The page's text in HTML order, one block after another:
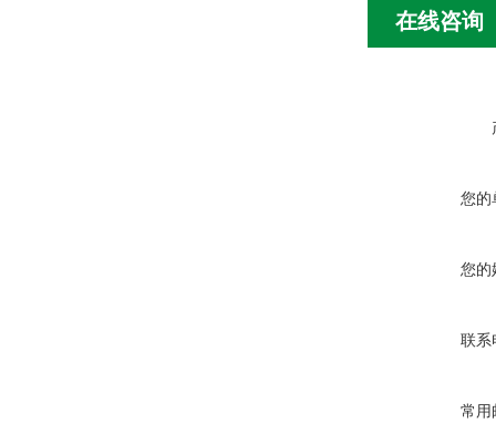
在线咨询
您的
您的
联系
常用